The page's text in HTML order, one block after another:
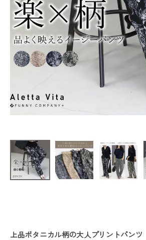
ログイン 会員登録
期間限定セー
ル★プリント
【メール便
可/ma3】
【返品交換不
可】
ファッション雑貨
上品ボタニカル柄の大人プリントパンツ